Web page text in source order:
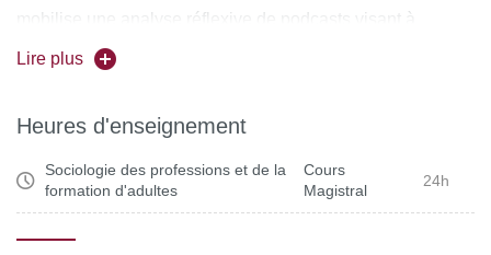
mobilise une analyse réflexive de podcasts visant à
comprendre la dynamique de formation des groupes
La seconde propose un travail exploratoire accompagné
afin de mettre au travail les concepts de la sociologie des
professions (entrées fonctionnaliste et interactionniste) sur
Lire plus
Heures d'enseignement
Sociologie des professions et de la
formation d'adultes
Cours
Magistral
24h